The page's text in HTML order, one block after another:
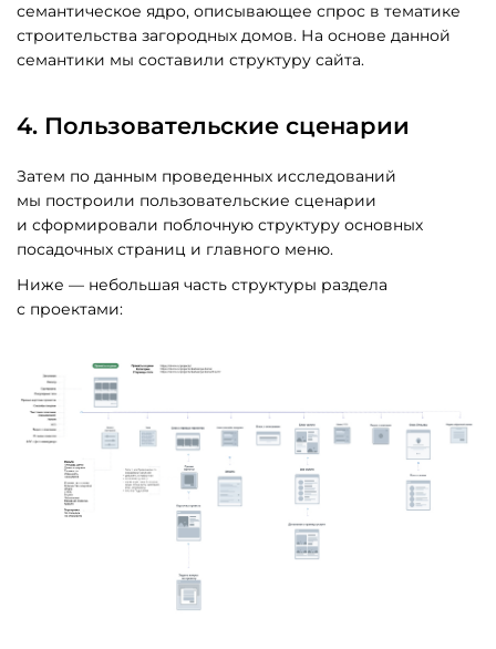
семантическое ядро, описывающее спрос в тематике
строительства загородных домов. На основе данной
семантики мы составили структуру сайта.
4. Пользовательские сценарии
Затем по данным проведенных исследований
мы построили пользовательские сценарии
и сформировали поблочную структуру основных
посадочных страниц и главного меню.
Ниже — небольшая часть структуры раздела
с проектами: